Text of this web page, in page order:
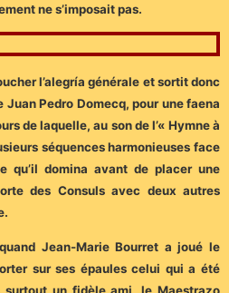
ne s’imposait pas.
l’alegría générale et sortit donc
Pedro Domecq, pour une faena
de laquelle, au son de l’« Hymne à
séquences harmonieuses face
qu’il domina avant de placer une
des Consuls avec deux autres
Jean-Marie Bourret a joué le
sur ses épaules celui qui a été